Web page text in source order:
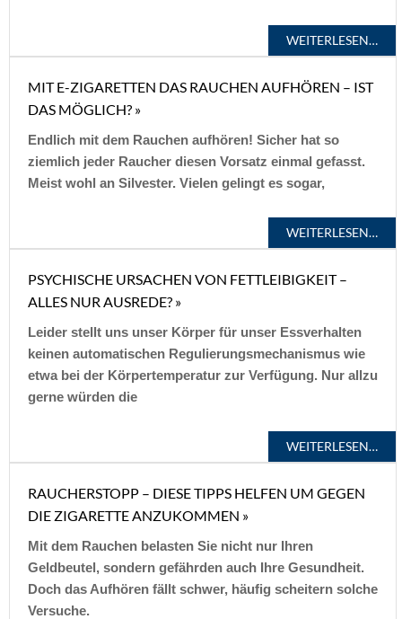
WEITERLESEN…
MIT E-ZIGARETTEN DAS RAUCHEN AUFHÖREN – IST
DAS MÖGLICH? »
Endlich mit dem Rauchen aufhören! Sicher hat so
ziemlich jeder Raucher diesen Vorsatz einmal gefasst.
Meist wohl an Silvester. Vielen gelingt es sogar,
WEITERLESEN…
PSYCHISCHE URSACHEN VON FETTLEIBIGKEIT –
ALLES NUR AUSREDE? »
Leider stellt uns unser Körper für unser Essverhalten
keinen automatischen Regulierungs­mechanismus wie
etwa bei der Körpertemperatur zur Verfügung. Nur allzu
gerne würden die
WEITERLESEN…
RAUCHERSTOPP – DIESE TIPPS HELFEN UM GEGEN
DIE ZIGARETTE ANZUKOMMEN »
Mit dem Rauchen belasten Sie nicht nur Ihren
Geldbeutel, sondern gefährden auch Ihre Gesundheit.
Doch das Aufhören fällt schwer, häufig scheitern solche
Versuche.